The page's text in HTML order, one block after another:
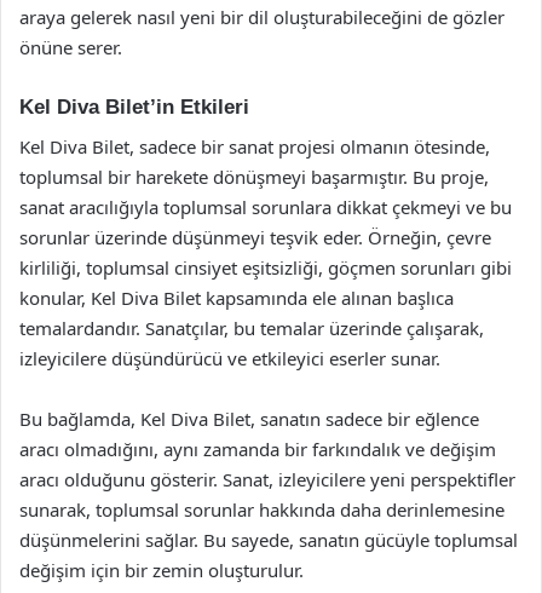
araya gelerek nasıl yeni bir dil oluşturabileceğini de gözler
önüne serer.
Kel Diva Bilet’in Etkileri
Kel Diva Bilet, sadece bir sanat projesi olmanın ötesinde,
toplumsal bir harekete dönüşmeyi başarmıştır. Bu proje,
sanat aracılığıyla toplumsal sorunlara dikkat çekmeyi ve bu
sorunlar üzerinde düşünmeyi teşvik eder. Örneğin, çevre
kirliliği, toplumsal cinsiyet eşitsizliği, göçmen sorunları gibi
konular, Kel Diva Bilet kapsamında ele alınan başlıca
temalardandır. Sanatçılar, bu temalar üzerinde çalışarak,
izleyicilere düşündürücü ve etkileyici eserler sunar.
Bu bağlamda, Kel Diva Bilet, sanatın sadece bir eğlence
aracı olmadığını, aynı zamanda bir farkındalık ve değişim
aracı olduğunu gösterir. Sanat, izleyicilere yeni perspektifler
sunarak, toplumsal sorunlar hakkında daha derinlemesine
düşünmelerini sağlar. Bu sayede, sanatın gücüyle toplumsal
değişim için bir zemin oluşturulur.